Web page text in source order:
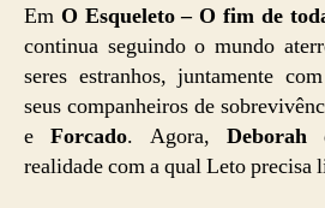
Em O Esqueleto – O fim de
continua seguindo o mundo
seres estranhos, juntamente
seus companheiros de
e Forcado. Agora, Deborah
realidade com a qual Leto precisa